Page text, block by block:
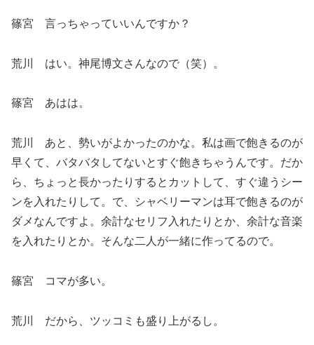
篠宮 言っちゃっていいんですか？
荒川 はい。神尾博文さんなので（笑）。
篠宮 あはは。
荒川 あと、勢いがよかったのかな。私は画で飽きるのが
早くて、バタバタしてないとすぐ飽きちゃうんです。だか
ら、ちょっと長かったりするとカットして、すぐ違うシー
ンを入れたりして。で、シャベリーマンは耳で飽きるのが
ダメなんですよ。余計なセリフ入れたりとか、余計な音楽
を入れたりとか。そんな二人が一緒に作ってるので。
篠宮 コマが多い。
荒川 だから、ツッコミも盛り上がるし。